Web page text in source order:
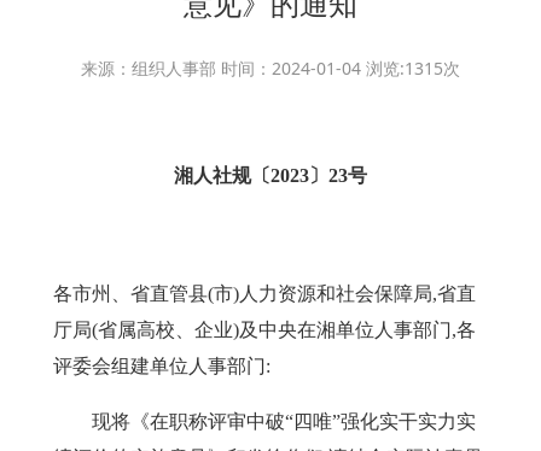
来源：组织人事部 时间：2024-01-04 浏览:1315次
湘人社规〔2023〕 23号
各市州 、省直管县(市)人力资源和社会保障局,省直
厅局(省属高校、企业)及中央在湘单位人事部门,各
评委会组建单位人事部门:
现将《在职称评审中破“四唯”强化实干实力实